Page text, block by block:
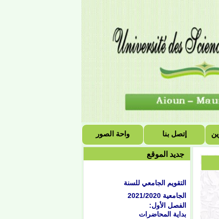
واحة الصور إتصل بنا
جديد الموقع
التقويم الجامعي للسنة
الجامعية 2021/2020
الفصل الأول:
بداية المحاضرات